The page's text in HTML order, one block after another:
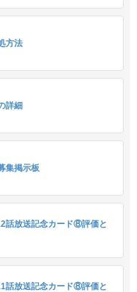
方法
詳細
集掲示板
話放送記念カード⑧評価と
話放送記念カード⑧評価と